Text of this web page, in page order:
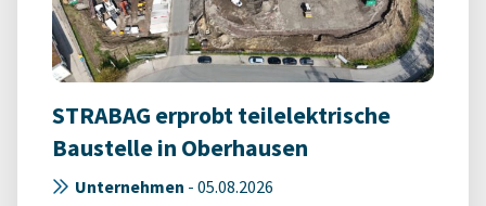
STRABAG erprobt teilelektrische
Baustelle in Oberhausen
Unternehmen - 05.08.2026